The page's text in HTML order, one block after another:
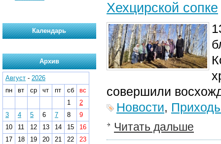
Хехцирской сопке
совершили
Новости,
Читать дальше
Календарь
Архив
Август - 2026
пн
вт ср чт пт сб
вс
1
2
3
4 5 6 7 8
9
10
11 12 13 14 15
16
17
18 19 20 21 22
23